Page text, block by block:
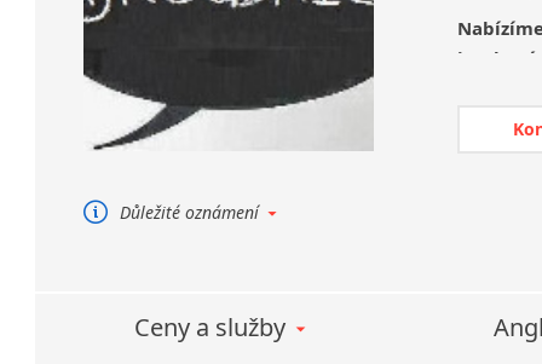
Slavonice
Důležité oznámení
tlumočení.
Přeložte Vaše starosti s překlady
Ceny a služby